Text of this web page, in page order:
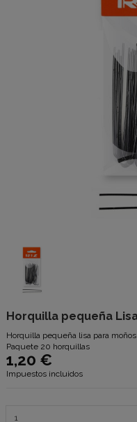
Horquilla pequeña
Horquilla pequeña lisa para
Paquete 20 horquillas
1,20 €
Impuestos incluidos